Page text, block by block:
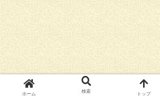
ホーム 検索 トップ